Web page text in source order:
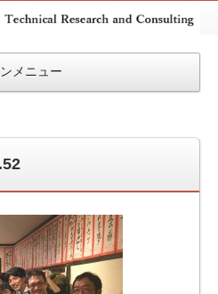
メニュー